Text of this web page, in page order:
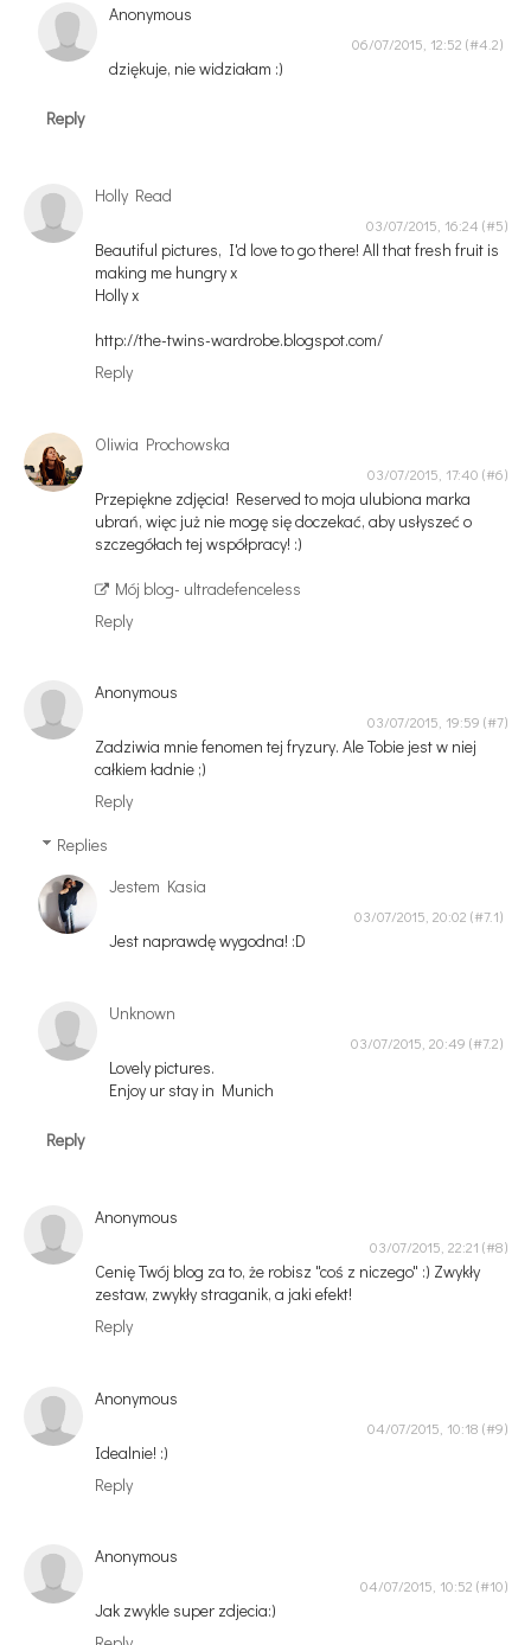
Anonymous
06/07/2015, 12:52
dziękuje, nie widziałam :)
Reply
Holly Read
03/07/2015, 16:24
Beautiful pictures, I'd love to go there! All that fresh fruit is
making me hungry x
Holly x
http://the-twins-wardrobe.blogspot.com/
Reply
Oliwia Prochowska
03/07/2015, 17:40
Przepiękne zdjęcia! Reserved to moja ulubiona marka
ubrań, więc już nie mogę się doczekać, aby usłyszeć o
szczegółach tej współpracy! :)
Mój blog- ultradefenceless
Reply
Anonymous
03/07/2015, 19:59
Zadziwia mnie fenomen tej fryzury. Ale Tobie jest w niej
całkiem ładnie ;)
Reply
Replies
Jestem Kasia
03/07/2015, 20:02
Jest naprawdę wygodna! :D
Unknown
03/07/2015, 20:49
Lovely pictures.
Enjoy ur stay in Munich
Reply
Anonymous
03/07/2015, 22:21
Cenię Twój blog za to, że robisz "coś z niczego" :) Zwykły
zestaw, zwykły straganik, a jaki efekt!
Reply
Anonymous
04/07/2015, 10:18
Idealnie! :)
Reply
Anonymous
04/07/2015, 10:52
Jak zwykle super zdjecia:)